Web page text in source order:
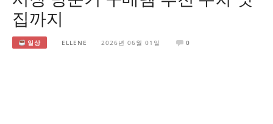
집까지
일상 ELLENE 2026년 06월 01일 0